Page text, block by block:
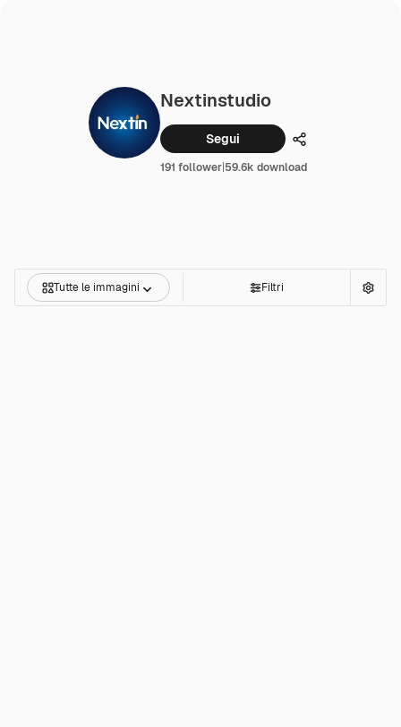
Nextinstudio
Segui Condividi
191 follower|59.6k download
Tutte le immagini Filtri